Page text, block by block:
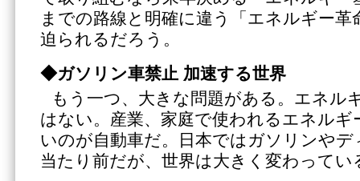
までの路線と明確に違う「エネルギー
迫られるだろう。
◆ガソリン車禁止 加速する世界
もう一つ、大きな問題がある。エネル
はない。産業、家庭で使われるエネル
いのが自動車だ。日本ではガソリンや
当たり前だが、世界は大きく変わってい